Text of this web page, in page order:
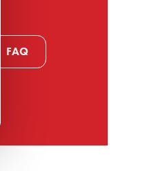
FAQ